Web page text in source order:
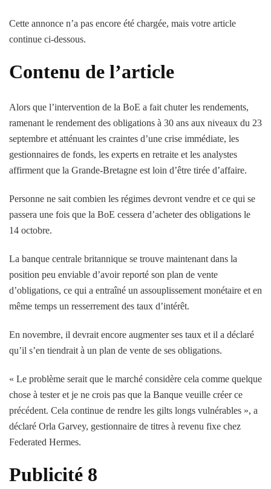
Cette annonce n’a pas encore été chargée, mais votre article
continue ci-dessous.
Contenu de l’article
Alors que l’intervention de la BoE a fait chuter les rendements,
ramenant le rendement des obligations à 30 ans aux niveaux du 23
septembre et atténuant les craintes d’une crise immédiate, les
gestionnaires de fonds, les experts en retraite et les analystes
affirment que la Grande-Bretagne est loin d’être tirée d’affaire.
Personne ne sait combien les régimes devront vendre et ce qui se
passera une fois que la BoE cessera d’acheter des obligations le
14 octobre.
La banque centrale britannique se trouve maintenant dans la
position peu enviable d’avoir reporté son plan de vente
d’obligations, ce qui a entraîné un assouplissement monétaire et en
même temps un resserrement des taux d’intérêt.
En novembre, il devrait encore augmenter ses taux et il a déclaré
qu’il s’en tiendrait à un plan de vente de ses obligations.
« Le problème serait que le marché considère cela comme quelque
chose à tester et je ne crois pas que la Banque veuille créer ce
précédent. Cela continue de rendre les gilts longs vulnérables », a
déclaré Orla Garvey, gestionnaire de titres à revenu fixe chez
Federated Hermes.
Publicité 8